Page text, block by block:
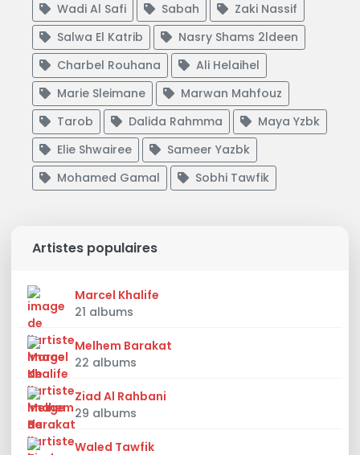
Wadi Al Safi
Sabah
Zaki Nassif
Salwa El Katrib
Nasry Shams 2ldeen
Charbel Rouhana
Ali Helaihel
Marie Sleimane
Marwan Mahfouz
Tarob
Dalida Rahmma
Maya Yzbk
Elie Shwairee
Sameer Yazbk
Mohamed Gamal
Sobhi Tawfik
Artistes populaires
Marcel Khalife
21 albums
Melhem Barakat
22 albums
Ziad Al Rahbani
29 albums
Waled Tawfik